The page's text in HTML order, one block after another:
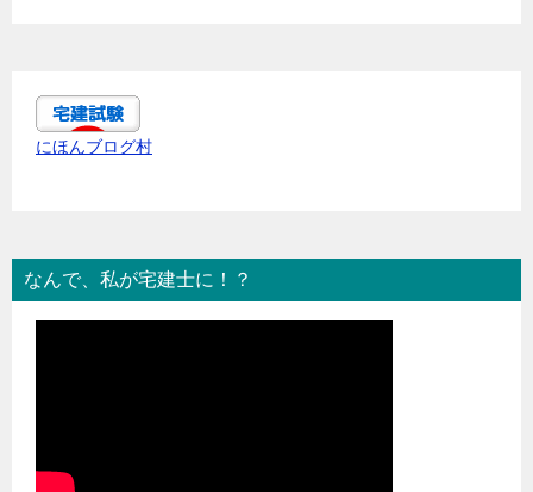
にほんブログ村
なんで、私が宅建士に！？